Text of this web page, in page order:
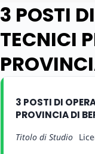
3 POSTI
TECNICI
3 POSTI DI
PROVINCIA DI
Titolo di Studio